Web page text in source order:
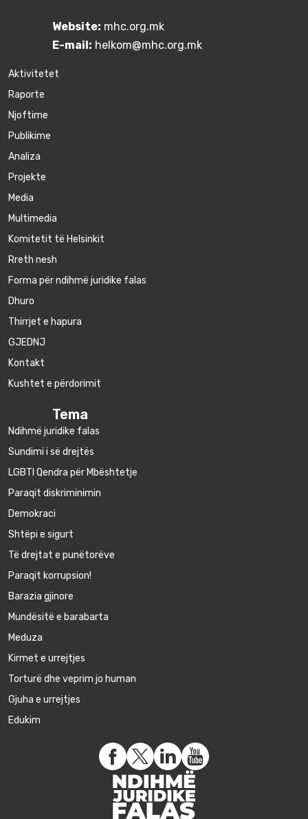
Website: mhc.org.mk
E-mail: helkom@mhc.org.mk
Aktivitetet
Raporte
Njoftime
Publikime
Аnaliza
Projekte
Media
Multimedia
Komitetit të Helsinkit
Rreth nesh
Forma për ndihmë juridike falas
Dhuro
Thirrjet e hapura
GJEDNJ
Kontakt
Kushtet e përdorimit
Tema
Ndihmë juridike falas
Sundimi i së drejtës
LGBTI Qendra për Mbështetje
Paraqit diskriminimin
Demokraci
Shtëpi e sigurt
Të drejtat e punëtorëve
Paraqit korrupsion!
Barazia gjinore
Mundësitë e barabarta
Meduza
Kirmet e urrejtjes
Torturë dhe veprim jo human
Gjuha e urrejtjes
Edukim